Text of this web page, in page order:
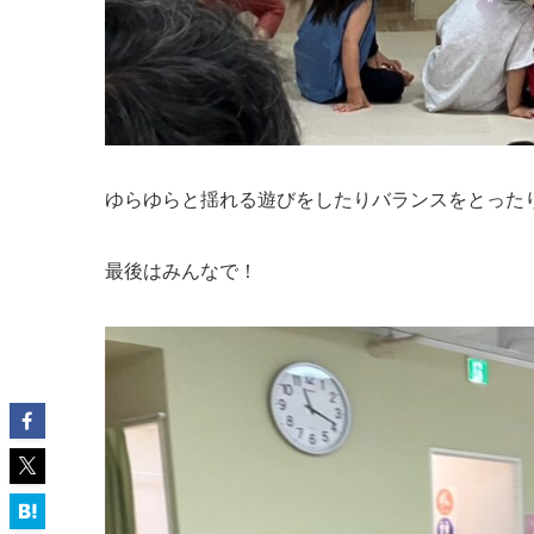
ゆらゆらと揺れる遊びをしたりバランスをとった
最後はみんなで！